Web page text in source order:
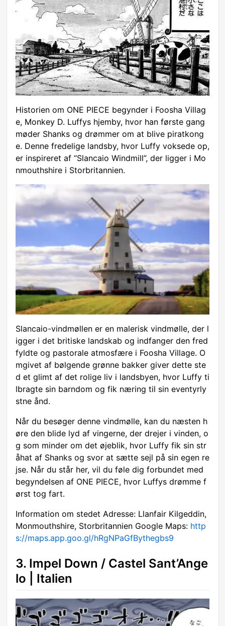
Historien om ONE PIECE begynder i Foosha Villag
e, Monkey D. Luffys hjemby, hvor han første gang
møder Shanks og drømmer om at blive piratkong
e. Denne fredelige landsby, hvor Luffy voksede op,
er inspireret af “Slancaio Windmill”, der ligger i Mo
nmouthshire i Storbritannien.
Slancaio-vindmøllen er en malerisk vindmølle, der l
igger i det britiske landskab og indfanger den fred
fyldte og pastorale atmosfære i Foosha Village. O
mgivet af bølgende grønne bakker giver dette ste
d et glimt af det rolige liv i landsbyen, hvor Luffy ti
lbragte sin barndom og fik næring til sin eventyrly
stne ånd.
Når du besøger denne vindmølle, kan du næsten h
øre den blide lyd af vingerne, der drejer i vinden, o
g som minder om det øjeblik, hvor Luffy fik sin str
åhat af Shanks og svor at sætte sejl på sin egen re
jse. Når du står her, vil du føle dig forbundet med
begyndelsen af ONE PIECE, hvor Luffys drømme f
ørst tog fart.
Information om stedet Adresse: Llanfair Kilgeddin,
Monmouthshire, Storbritannien Google Maps: http
s://maps.app.goo.gl/hRgNPaGfBythegbs9
3. Impel Down / Castel Sant’Ange
lo | Italien